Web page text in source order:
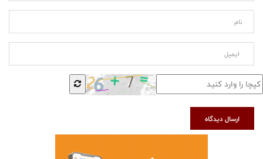
ارسال دیدگاه